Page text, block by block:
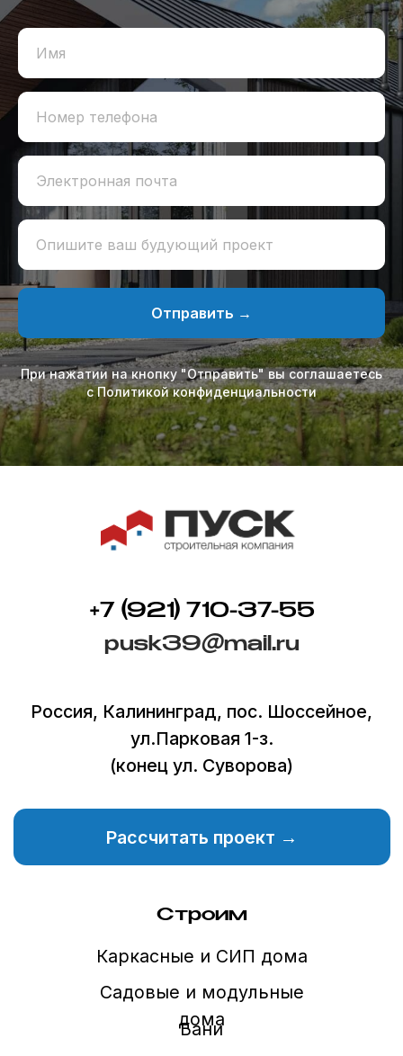
Имя
Номер телефона
Электронная почта
Опишите ваш будующий проект
Отправить →
При нажатии на кнопку "Отправить" вы соглашаетесь
с Политикой конфиденциальности